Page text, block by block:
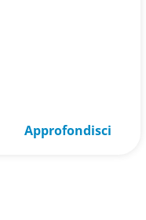
Approfondisci